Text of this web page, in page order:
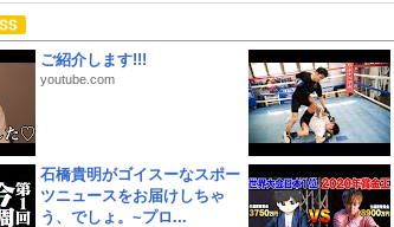
ご紹介します!!!
youtube.com
石橋貴明がゴイスーなスポー
ツニュースをお届けしちゃ
う、でしょ。~プロ...